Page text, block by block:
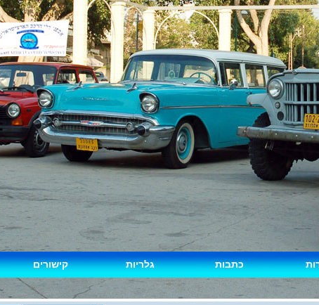
קישורים גלריות כתבות